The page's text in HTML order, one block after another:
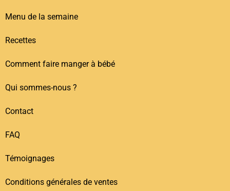
Menu de la semaine
Recettes
Comment faire manger à bébé
Qui sommes-nous ?
Contact
FAQ
Témoignages
Conditions générales de ventes